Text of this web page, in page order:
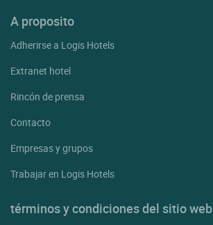
A proposito
Adherirse a Logis Hotels
Extranet hotel
Rincón de prensa
Contacto
Empresas y grupos
Trabajar en Logis Hotels
términos y condiciones del sitio web